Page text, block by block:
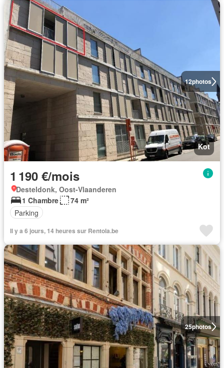
12photos
Kot
1 190 €/mois
Desteldonk, Oost-Vlaanderen
1 Chambre
74 m²
Parking
Il y a 6 jours, 14 heures sur Rentola.be
25photos